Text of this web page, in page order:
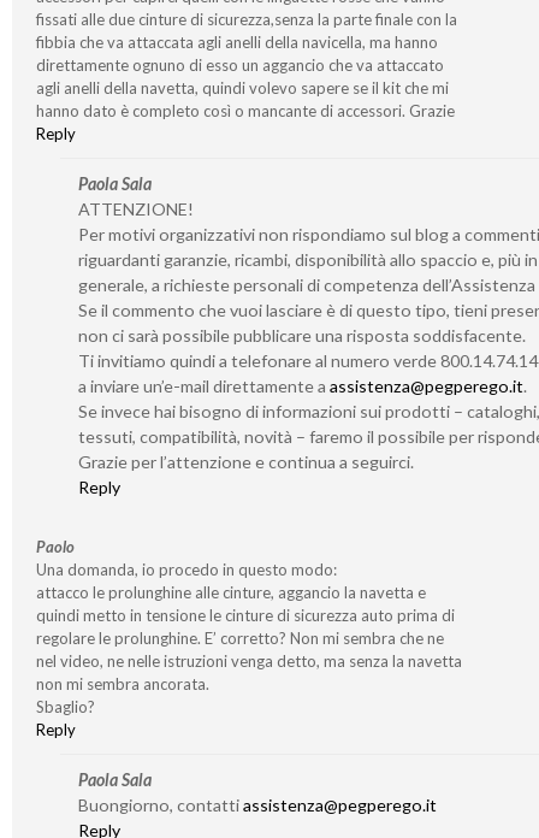
fissati alle due cinture di sicurezza,senza la parte finale con la
fibbia che va attaccata agli anelli della navicella, ma hanno
direttamente ognuno di esso un aggancio che va attaccato
agli anelli della navetta, quindi volevo sapere se il kit che mi
hanno dato è completo così o mancante di accessori. Grazie
Reply
Paola Sala
ATTENZIONE!
Per motivi organizzativi non rispondiamo sul blog a commenti
riguardanti garanzie, ricambi, disponibilità allo spaccio e, più in
generale, a richieste personali di competenza
Se il commento che vuoi lasciare è di questo tipo, tieni
non ci sarà possibile pubblicare una risposta soddisfacente.
Ti invitiamo quindi a telefonare al numero verde
a inviare un’e-mail direttamente a assistenza@pegperego.it.
Se invece hai bisogno di informazioni sui prodotti –
tessuti, compatibilità, novità – faremo il possibile per
Grazie per l’attenzione e continua a seguirci.
Reply
Paolo
Una domanda, io procedo in questo modo:
attacco le prolunghine alle cinture, aggancio la navetta e
quindi metto in tensione le cinture di sicurezza auto prima di
regolare le prolunghine. E’ corretto? Non mi sembra che ne
nel video, ne nelle istruzioni venga detto, ma senza la navetta
non mi sembra ancorata.
Sbaglio?
Reply
Paola Sala
Buongiorno, contattiassistenza@pegperego.it
Reply